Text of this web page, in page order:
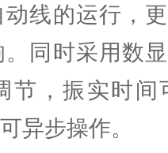
线的运行，
同时采用数
节，振实时
异步操作。